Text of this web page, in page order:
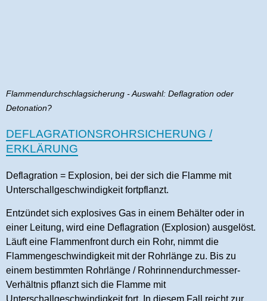
Flammendurchschlagsicherung - Auswahl: Deflagration oder
Detonation?
DEFLAGRATIONSROHRSICHERUNG /
ERKLÄRUNG
Deflagration = Explosion, bei der sich die Flamme mit
Unterschallgeschwindigkeit fortpflanzt.
Entzündet sich explosives Gas in einem Behälter oder in
einer Leitung, wird eine Deflagration (Explosion) ausgelöst.
Läuft eine Flammenfront durch ein Rohr, nimmt die
Flammengeschwindigkeit mit der Rohrlänge zu. Bis zu
einem bestimmten Rohrlänge / Rohrinnendurchmesser-
Verhältnis pflanzt sich die Flamme mit
Unterschallgeschwindigkeit fort. In diesem Fall reicht zur